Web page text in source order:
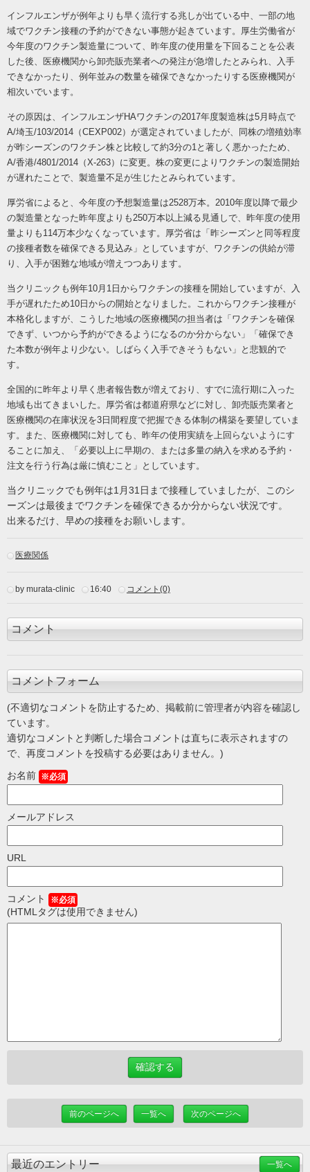
インフルエンザが例年よりも早く流行する兆しが出ている中、一部の地
域でワクチン接種の予約ができない事態が起きています。厚生労働省が
今年度のワクチン製造量について、昨年度の使用量を下回ることを公表
した後、医療機関から卸売販売業者への発注が急増したとみられ、入手
できなかったり、例年並みの数量を確保できなかったりする医療機関が
相次いでいます。
その原因は、インフルエンザHAワクチンの2017年度製造株は5月時点で
A/埼玉/103/2014（CEXP002）が選定されていましたが、同株の増殖効率
が昨シーズンのワクチン株と比較して約3分の1と著しく悪かったため、
A/香港/4801/2014（X-263）に変更。株の変更によりワクチンの製造開始
が遅れたことで、製造量不足が生じたとみられています。
厚労省によると、今年度の予想製造量は2528万本。2010年度以降で最少
の製造量となった昨年度よりも250万本以上減る見通しで、昨年度の使用
量よりも114万本少なくなっています。厚労省は「昨シーズンと同等程度
の接種者数を確保できる見込み」としていますが、ワクチンの供給が滞
り、入手が困難な地域が増えつつあります。
当クリニックも例年10月1日からワクチンの接種を開始していますが、入
手が遅れたため10日からの開始となりました。これからワクチン接種が
本格化しますが、こうした地域の医療機関の担当者は「ワクチンを確保
できず、いつから予約ができるようになるのか分からない」「確保でき
た本数が例年より少ない。しばらく入手できそうもない」と悲観的で
す。
全国的に昨年より早く患者報告数が増えており、すでに流行期に入った
地域も出てきまいした。厚労省は都道府県などに対し、卸売販売業者と
医療機関の在庫状況を3日間程度で把握できる体制の構築を要望していま
す。また、医療機関に対しても、昨年の使用実績を上回らないようにす
ることに加え、「必要以上に早期の、または多量の納入を求める予約・
注文を行う行為は厳に慎むこと」としています。
当クリニックでも例年は1月31日まで接種していましたが、このシ
ーズンは最後までワクチンを確保できるか分からない状況です。
出来るだけ、早めの接種をお願いします。
医療関係
by murata-clinic 16:40 コメント(0)
コメント
コメントフォーム
(不適切なコメントを防止するため、掲載前に管理者が内容を確認し
ています。
適切なコメントと判断した場合コメントは直ちに表示されますの
で、再度コメントを投稿する必要はありません。)
お名前 ※必須
メールアドレス
URL
コメント ※必須
(HTMLタグは使用できません)
前のページへ 一覧へ 次のページへ
最近のエントリー 一覧へ